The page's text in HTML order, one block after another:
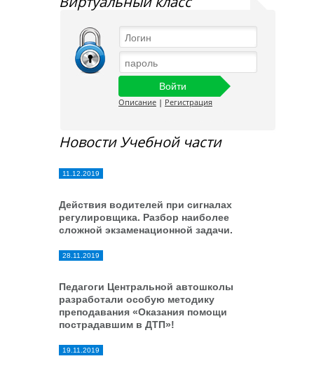
Описание | Регистрация
Новости Учебной части
11.12.2019
Действия водителей при сигналах
регулировщика. Разбор наиболее
сложной экзаменационной задачи.
28.11.2019
Педагоги Центральной автошколы
разработали особую методику
преподавания «Оказания помощи
пострадавшим в ДТП»!
19.11.2019